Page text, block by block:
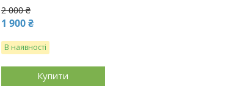
2 000 ₴
1 900 ₴
В наявності
Купити